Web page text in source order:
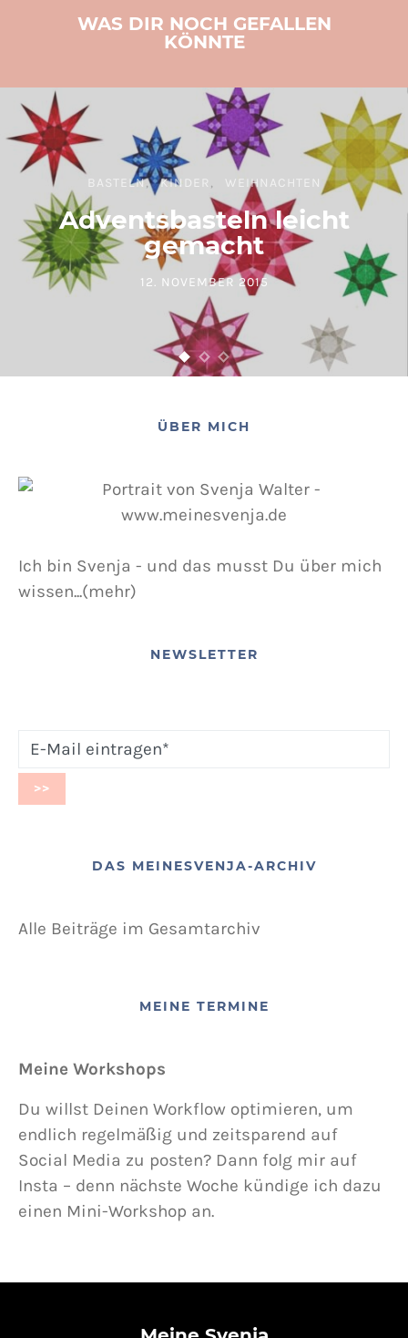
WAS DIR NOCH GEFALLEN
KÖNNTE
BASTELN KINDER WEIHNACHTEN
Adventsbasteln leicht
gemacht
POSTED ON
12. NOVEMBER 2015
ÜBER MICH
Ich bin Svenja - und das musst Du über mich
wissen...(mehr)
NEWSLETTER
DAS MEINESVENJA-ARCHIV
Alle Beiträge im Gesamtarchiv
MEINE TERMINE
Meine Workshops
Du willst Deinen Workflow optimieren, um
endlich regelmäßig und zeitsparend auf
Social Media zu posten? Dann folg mir auf
Insta – denn nächste Woche kündige ich dazu
einen Mini-Workshop an.